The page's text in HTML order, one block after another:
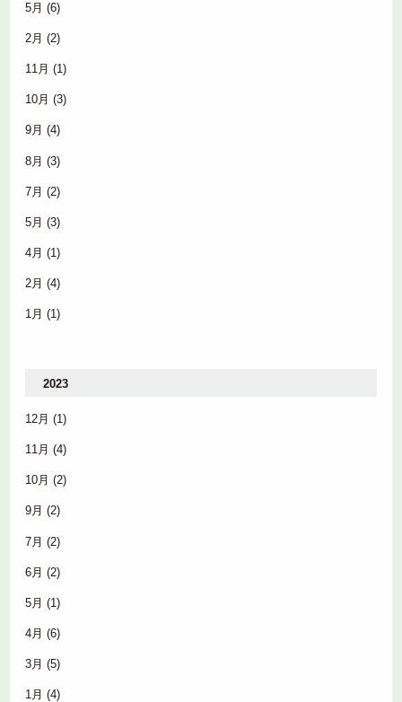
5月 (6)
2月 (2)
11月 (1)
10月 (3)
9月 (4)
8月 (3)
7月 (2)
5月 (3)
4月 (1)
2月 (4)
1月 (1)
2023
12月 (1)
11月 (4)
10月 (2)
9月 (2)
7月 (2)
6月 (2)
5月 (1)
4月 (6)
3月 (5)
1月 (4)